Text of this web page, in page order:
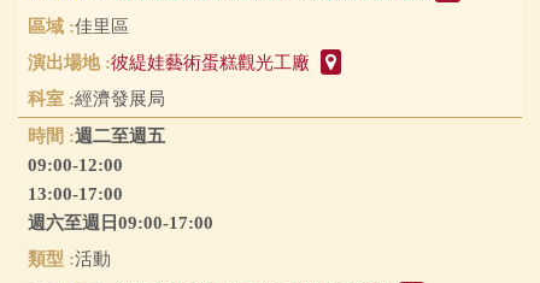
佳里區
彼緹娃藝術蛋糕觀光工廠
經濟發展局
週二至週五
09:00-12:00
13:00-17:00
週六至週日09:00-17:00
活動